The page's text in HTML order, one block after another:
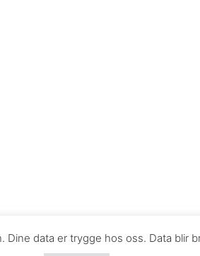
data er trygge hos oss. Data blir